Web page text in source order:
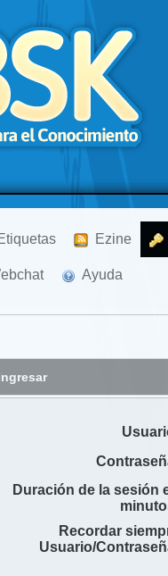
Ezine
Ayuda
Duración de la sesión
Recordar
Usuario/